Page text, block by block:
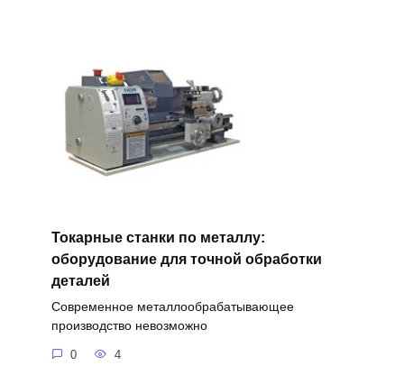
Токарные станки по металлу:
оборудование для точной обработки
деталей
Современное металлообрабатывающее
производство невозможно
0 4